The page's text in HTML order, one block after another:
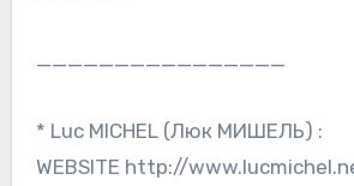
* Luc MICHEL (Люк МИШЕЛЬ) :
WEBSITE http://